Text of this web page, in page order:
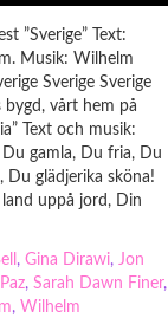
”Sverige” Text:
Musik: Wilhelm
Sverige Sverige
bygd, vårt hem på
Text och musik:
gamla, Du fria, Du
glädjerika sköna!
land uppå jord, Din
, Gina Dirawi, Jon
, Sarah Dawn Finer,
, Wilhelm